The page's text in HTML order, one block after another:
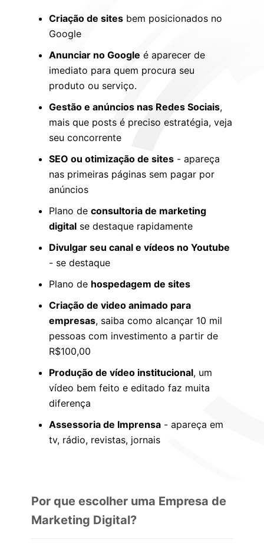
Criação de sites bem posicionados no
Google
Anunciar no Google é aparecer de
imediato para quem procura seu
produto ou serviço.
Gestão e anúncios nas Redes Sociais,
mais que posts é preciso estratégia, veja
seu concorrente
SEO ou otimização de sites - apareça
nas primeiras páginas sem pagar por
anúncios
Plano de consultoria de marketing
digital se destaque rapidamente
Divulgar seu canal e vídeos no Youtube
- se destaque
Plano de hospedagem de sites
Criação de video animado para
empresas, saiba como alcançar 10 mil
pessoas com investimento a partir de
R$100,00
Produção de vídeo institucional, um
vídeo bem feito e editado faz muita
diferença
Assessoria de Imprensa - apareça em
tv, rádio, revistas, jornais
Por que escolher uma Empresa de
Marketing Digital?